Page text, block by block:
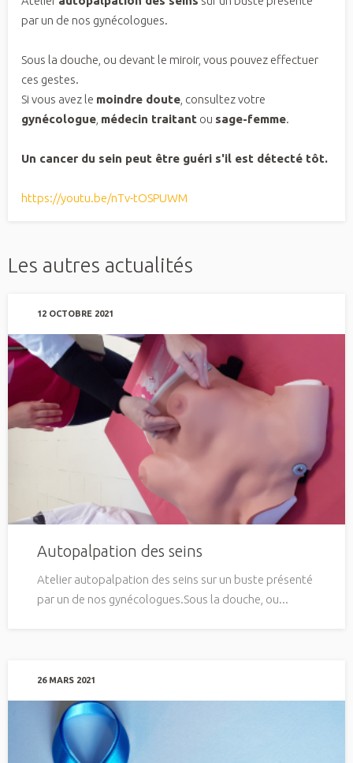
par un de nos gynécologues.
Sous la douche, ou devant le miroir, vous pouvez effectuer
ces gestes.
Si vous avez le moindre doute , consultez votre
gynécologue médecin traitant ou sage-femme.
Un cancer du sein peut être guéri s'il est détecté tôt.
https://youtu.be/nTv-tOSPUWM
Les autres actualités
12 OCTOBRE 2021
Autopalpation des seins
Atelier autopalpation des seins sur un buste présenté
par un de nos gynécologues.Sous la douche, ou...
26 MARS 2021